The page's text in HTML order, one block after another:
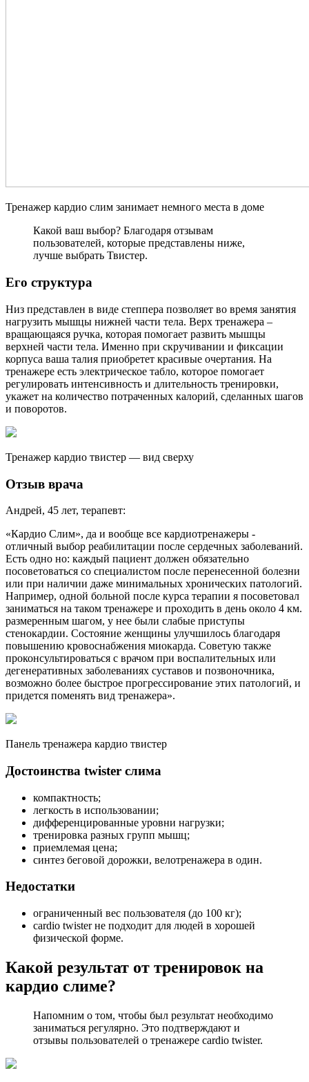
Тренажер кардио слим занимает немного места в доме
Какой ваш выбор? Благодаря отзывам
пользователей, которые представлены ниже,
лучше выбрать Твистер.
Его структура
Низ представлен в виде степпера позволяет во время занятия
нагрузить мышцы нижней части тела. Верх тренажера –
вращающаяся ручка, которая помогает развить мышцы
верхней части тела. Именно при скручивании и фиксации
корпуса ваша талия приобретет красивые очертания. На
тренажере есть электрическое табло, которое помогает
регулировать интенсивность и длительность тренировки,
укажет на количество потраченных калорий, сделанных шагов
и поворотов.
Тренажер кардио твистер — вид сверху
Отзыв врача
Андрей, 45 лет, терапевт:
«Кардио Слим», да и вообще все кардиотренажеры -
отличный выбор реабилитации после сердечных заболеваний.
Есть одно но: каждый пациент должен обязательно
посоветоваться со специалистом после перенесенной болезни
или при наличии даже минимальных хронических патологий.
Например, одной больной после курса терапии я посоветовал
заниматься на таком тренажере и проходить в день около 4 км.
размеренным шагом, у нее были слабые приступы
стенокардии. Состояние женщины улучшилось благодаря
повышению кровоснабжения миокарда. Советую также
проконсультироваться с врачом при воспалительных или
дегенеративных заболеваниях суставов и позвоночника,
возможно более быстрое прогрессирование этих патологий, и
придется поменять вид тренажера».
Панель тренажера кардио твистер
Достоинства twister слима
компактность;
легкость в использовании;
дифференцированные уровни нагрузки;
тренировка разных групп мышц;
приемлемая цена;
синтез беговой дорожки, велотренажера в один.
Недостатки
ограниченный вес пользователя (до 100 кг);
cardio twister не подходит для людей в хорошей
физической форме.
Какой результат от тренировок на
кардио слиме?
Напомним о том, чтобы был результат необходимо
заниматься регулярно. Это подтверждают и
отзывы пользователей о тренажере cardio twister.